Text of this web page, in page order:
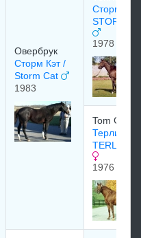
Овербрук
Сторм Кэт /
Storm Cat
1983
Сторм
STORM
1978
Tom
1976